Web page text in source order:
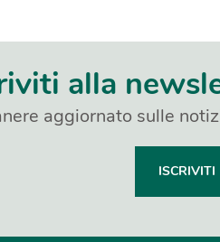
alla
aggiornato sulle
ISCRIVITI